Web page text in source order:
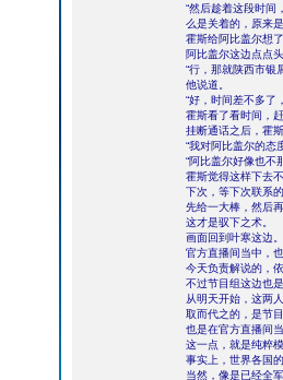
“然后趁着这段时间
么是关着的，原来
霍斯给阿比盖尔想
阿比盖尔这边点点
“行，那就陕西市银
他说道。
“好，时间差不多了
霍斯看了看时间，
挂断通话之后，霍
“我对阿比盖尔的态
“阿比盖尔好像也不
霍斯觉得这样下去
下次，等下次联系
先给一大棒，然后
这才是驭下之术。
画面回到叶寒这边。
官方直播间当中，
今天负责解说的，
不过节目组这边也
从明天开始，这两
取而代之的，是节
也是在官方直播间
这一点，就是纯粹
事实上，世界各国
当然，像是已经全